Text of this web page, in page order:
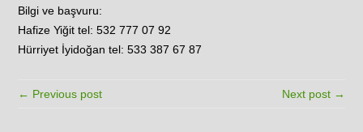
Bilgi ve başvuru:
Hafize Yiğit tel: 532 777 07 92
Hürriyet İyidoğan tel: 533 387 67 87
← Previous post Next post →